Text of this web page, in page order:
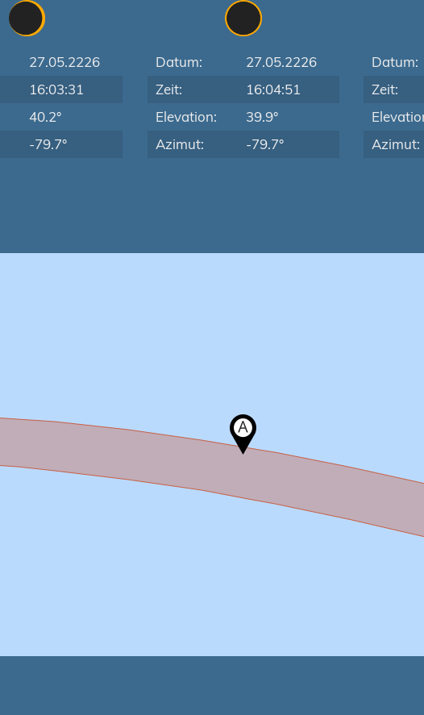
27.05.2226
16:03:31
40.2°
-79.7°
Datum:
27.05.2226
Zeit:
16:04:51
Elevation:
39.9°
Azimut:
-79.7°
Datum:
Zeit:
Azimut: